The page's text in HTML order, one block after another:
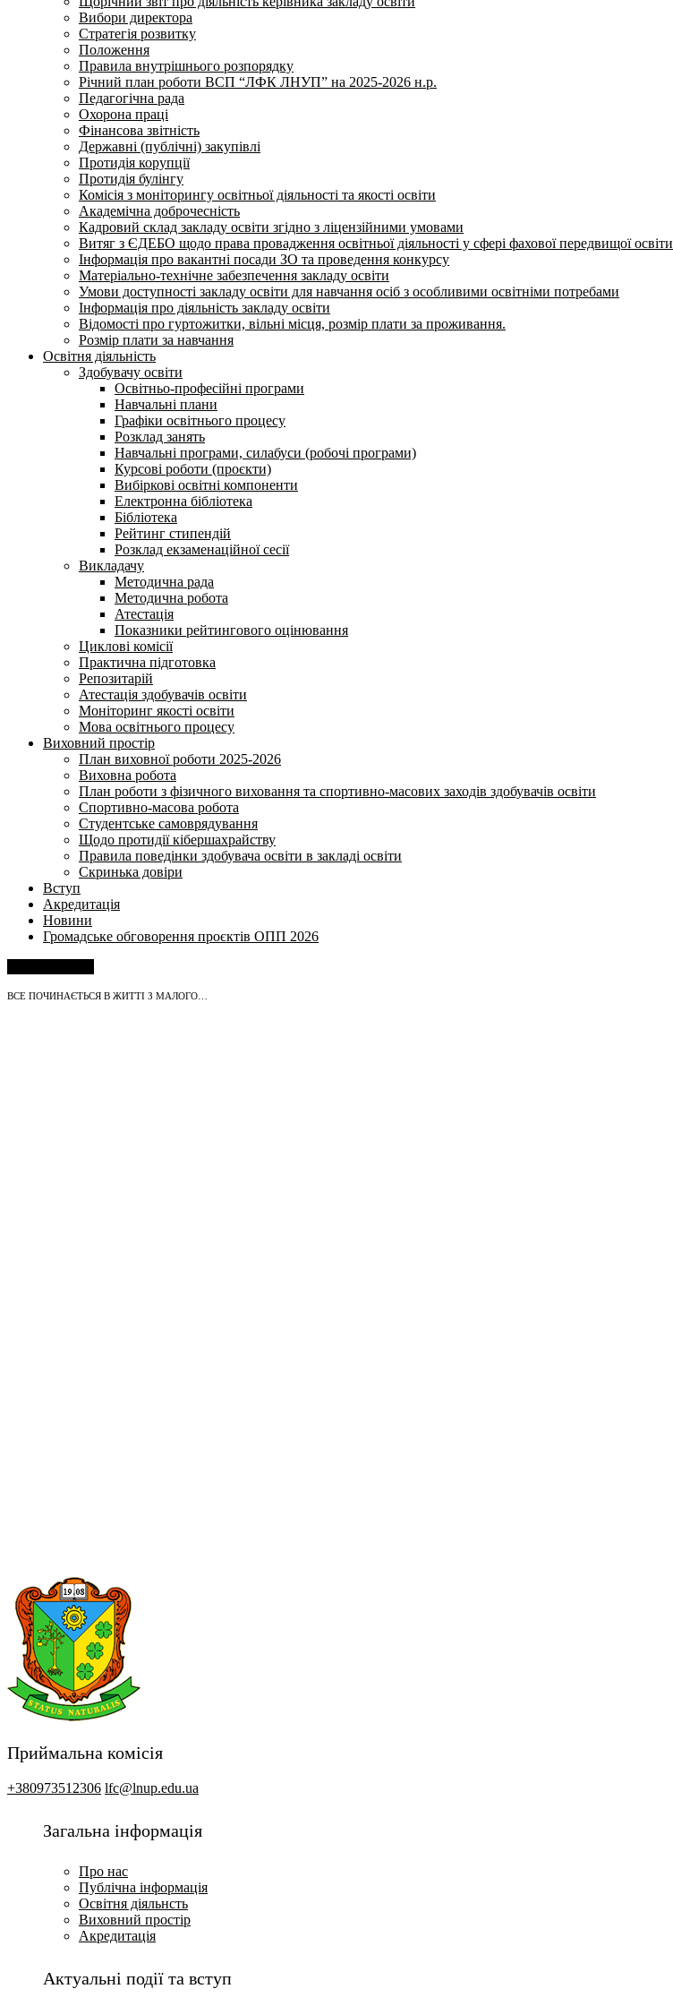
Вибори директора
Стратегія розвитку
Положення
Правила внутрішнього розпорядку
Річний план роботи ВСП “ЛФК ЛНУП” на 2025-2026 н.р.
Педагогічна рада
Охорона праці
Фінансова звітність
Державні (публічні) закупівлі
Протидія корупції
Протидія булінгу
Комісія з моніторингу освітньої діяльності та якості освіти
Академічна доброчесність
Кадровий склад закладу освіти згідно з ліцензійними умовами
Витяг з ЄДЕБО щодо права провадження освітньої діяльності у сфері фахової передвищої освіти
Інформація про вакантні посади ЗО та проведення конкурсу
Матеріально-технічне забезпечення закладу освіти
Умови доступності закладу освіти для навчання осіб з особливими освітніми потребами
Інформація про діяльність закладу освіти
Відомості про гуртожитки, вільні місця, розмір плати за проживання.
Розмір плати за навчання
Освітня діяльність
Здобувачу освіти
Освітньо-професійні програми
Навчальні плани
Графіки освітнього процесу
Розклад занять
Навчальні програми, силабуси (робочі програми)
Курсові роботи (проєкти)
Вибіркові освітні компоненти
Електронна бібліотека
Бібліотека
Рейтинг стипендій
Розклад екзаменаційної сесії
Викладачу
Методична рада
Методична робота
Атестація
Показники рейтингового оцінювання
Циклові комісії
Практична підготовка
Репозитарій
Атестація здобувачів освіти
Моніторинг якості освіти
Мова освітнього процесу
Виховний простір
План виховної роботи 2025-2026
Виховна робота
План роботи з фізичного виховання та спортивно-масових заходів здобувачів освіти
Спортивно-масова робота
Студентське самоврядування
Щодо протидії кібершахрайству
Правила поведінки здобувача освіти в закладі освіти
Скринька довіри
Вступ
Акредитація
Новини
Громадське обговорення проєктів ОПП 2026
ВСЕ ПОЧИНАЄТЬСЯ В ЖИТТІ З МАЛОГО…
Приймальна комісія
+380973512306 lfc@lnup.edu.ua
Загальна інформація
Про нас
Публічна інформація
Освітня діяльнсть
Виховний простір
Акредитація
Актуальні події та вступ